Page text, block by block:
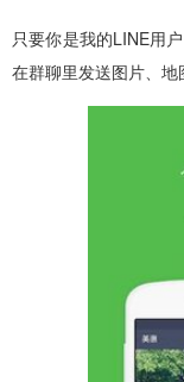
只要你是我的LINE用
在群聊里发送图片、地